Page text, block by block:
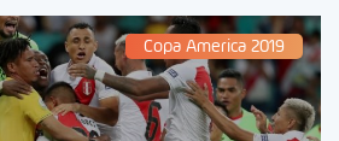
Copa America 2019